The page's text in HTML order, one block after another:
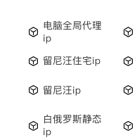
电脑全局代理
ip
留尼汪住宅ip
留尼汪ip
白俄罗斯静态
ip